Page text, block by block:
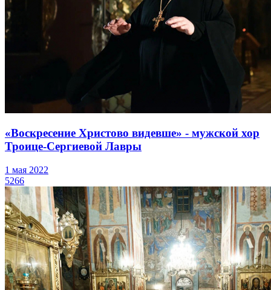
«Воскресение Христово видевше» - мужской хор
Троице-Сергиевой Лавры
1 мая 2022
5266